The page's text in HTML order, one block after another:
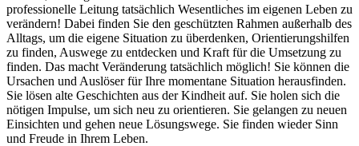
professionelle Leitung tatsächlich Wesentliches im eigenen Leben zu
verändern! Dabei finden Sie den geschützten Rahmen außerhalb des
Alltags, um die eigene Situation zu überdenken, Orientierungshilfen
zu finden, Auswege zu entdecken und Kraft für die Umsetzung zu
finden. Das macht Veränderung tatsächlich möglich! Sie können die
Ursachen und Auslöser für Ihre momentane Situation herausfinden.
Sie lösen alte Geschichten aus der Kindheit auf. Sie holen sich die
nötigen Impulse, um sich neu zu orientieren. Sie gelangen zu neuen
Einsichten und gehen neue Lösungswege. Sie finden wieder Sinn
und Freude in Ihrem Leben.